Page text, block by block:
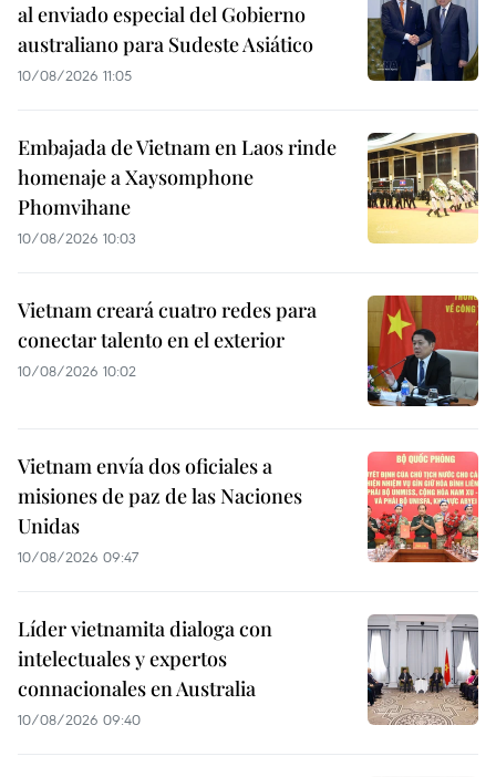
al enviado especial del Gobierno
australiano para Sudeste Asiático
10/08/2026 11:05
Embajada de Vietnam en Laos rinde
homenaje a Xaysomphone
Phomvihane
10/08/2026 10:03
Vietnam creará cuatro redes para
conectar talento en el exterior
10/08/2026 10:02
Vietnam envía dos oficiales a
misiones de paz de las Naciones
Unidas
10/08/2026 09:47
Líder vietnamita dialoga con
intelectuales y expertos
connacionales en Australia
10/08/2026 09:40